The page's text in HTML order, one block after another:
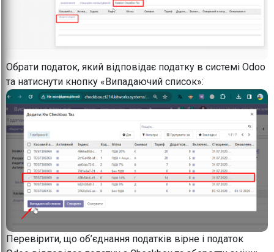
Обрати податок, який відповідає податку в системі Odoo
та натиснути кнопку «Випадаючий список»:
Перевірити, що об’єднання податків вірне і податок